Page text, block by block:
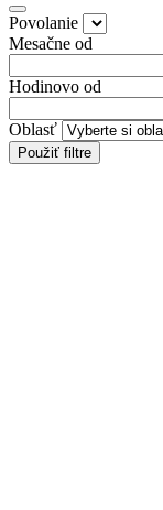
Povolanie
Mesačne od
Hodinovo od
Oblasť
Použiť filtre